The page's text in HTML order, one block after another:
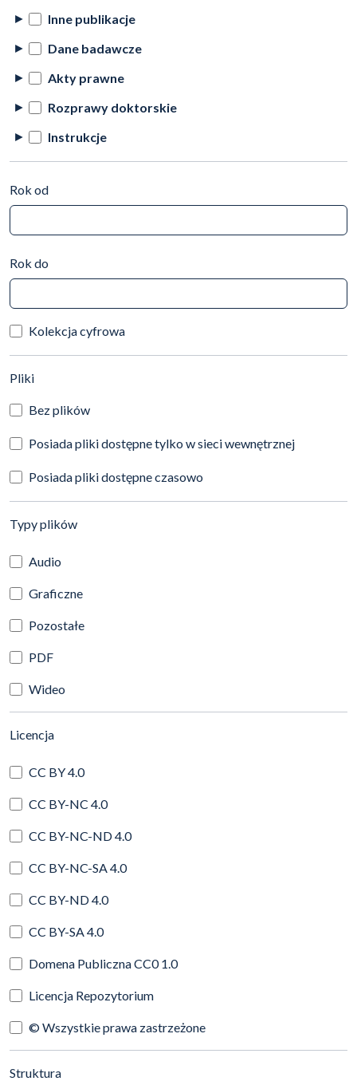
Inne publikacje
Dane badawcze
Akty prawne
Rozprawy doktorskie
Instrukcje
Rok od
Rok do
Kolekcja cyfrowa
Pliki(automatyczne przeładowanie treści)
Bez plików
Posiada pliki dostępne tylko w sieci wewnętrznej
Posiada pliki dostępne czasowo
Typy plików(automatyczne przeładowanie treści)
Audio
Graficzne
Pozostałe
PDF
Wideo
Licencja(automatyczne przeładowanie treści)
CC BY 4.0
CC BY-NC 4.0
CC BY-NC-ND 4.0
CC BY-NC-SA 4.0
CC BY-ND 4.0
CC BY-SA 4.0
Domena Publiczna CC0 1.0
Licencja Repozytorium
© Wszystkie prawa zastrzeżone
Struktura(automatyczne przeładowanie treści)